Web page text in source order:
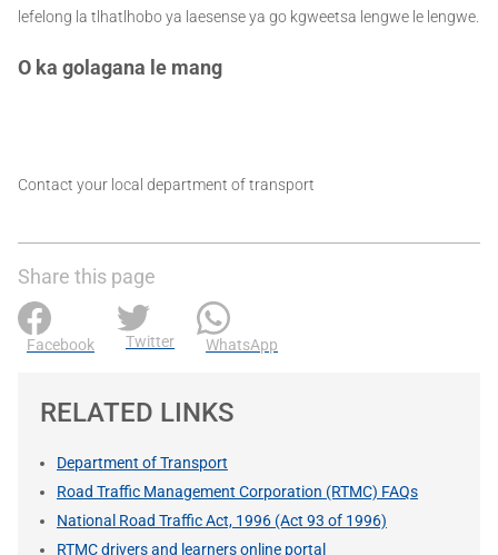
lefelong la tlhatlhobo ya laesense ya go kgweetsa lengwe le lengwe.
O ka golagana le mang
Contact your local department of transport
Share this page
Facebook Twitter WhatsApp
RELATED LINKS
Department of Transport
Road Traffic Management Corporation (RTMC) FAQs
National Road Traffic Act, 1996 (Act 93 of 1996)
RTMC drivers and learners online portal